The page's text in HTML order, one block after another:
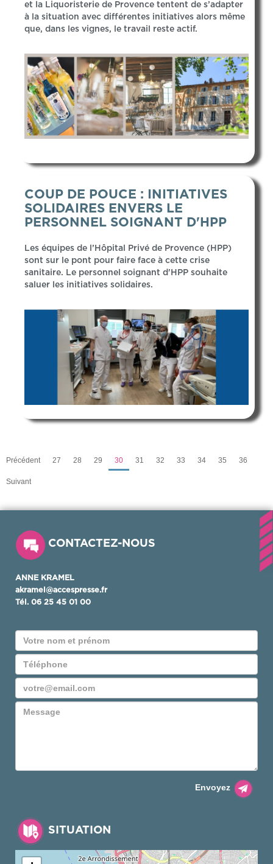
et la Liquoristerie de Provence tentent de s’adapter
à la situation avec différentes initiatives alors même
que, dans les vignes, le travail reste actif.
COUP DE POUCE : INITIATIVES
SOLIDAIRES ENVERS LE
PERSONNEL SOIGNANT D'HPP
Les équipes de l’Hôpital Privé de Provence (HPP)
sont sur le pont pour faire face à cette crise
sanitaire. Le personnel soignant d'HPP souhaite
saluer les initiatives solidaires.
Précédent 27 28 29 30 31 32 33 34 35 36
Suivant
CONTACTEZ-NOUS
ANNE KRAMEL
akramel@accespresse.fr
Tél. 06 25 45 01 00
Envoyez
SITUATION